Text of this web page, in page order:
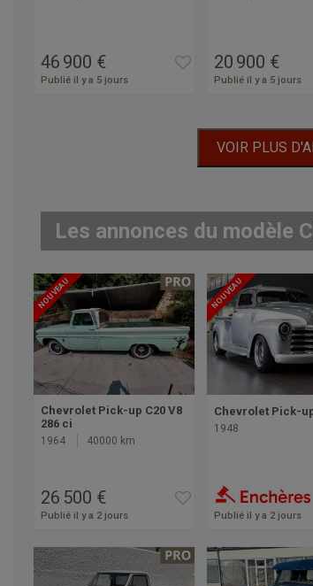
46 900 €
Publié il y a 5 jours
20 900 €
Publié il y a 5 jours
VOIR PLUS
Les annonces du modèle
NOUVEAU
Chevrolet Pick-up C20 V8
286 ci
1964 40000 km
26 500 €
Publié il y a 2 jours
NOUVEAU
Chevrolet Pick-
1948
Publié il y a 2 jours